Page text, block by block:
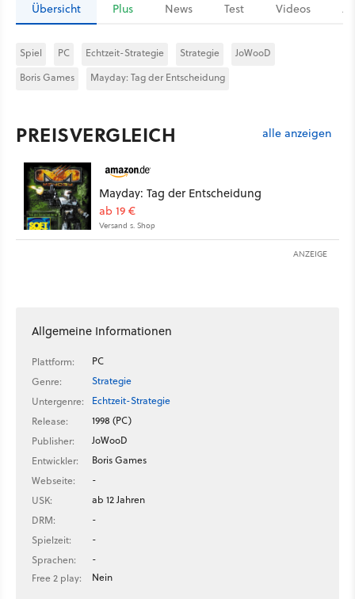
Übersicht Plus News Test Videos
Spiel PC Echtzeit-Strategie Strategie
JoWooD
Boris Games
Mayday: Tag der Entscheidung
PREISVERGLEICH alle anzeigen
Mayday: Tag der Entscheidung
ab 19 €
Versand s. Shop
ANZEIGE
Allgemeine Informationen
Plattform:
PC
Genre:
Strategie
Untergenre:
Echtzeit-Strategie
Release:
1998 (PC)
Publisher:
JoWooD
Entwickler:
Boris Games
Webseite:
-
USK:
ab 12 Jahren
DRM:
-
Spielzeit:
-
Sprachen:
-
Free 2 play:
Nein